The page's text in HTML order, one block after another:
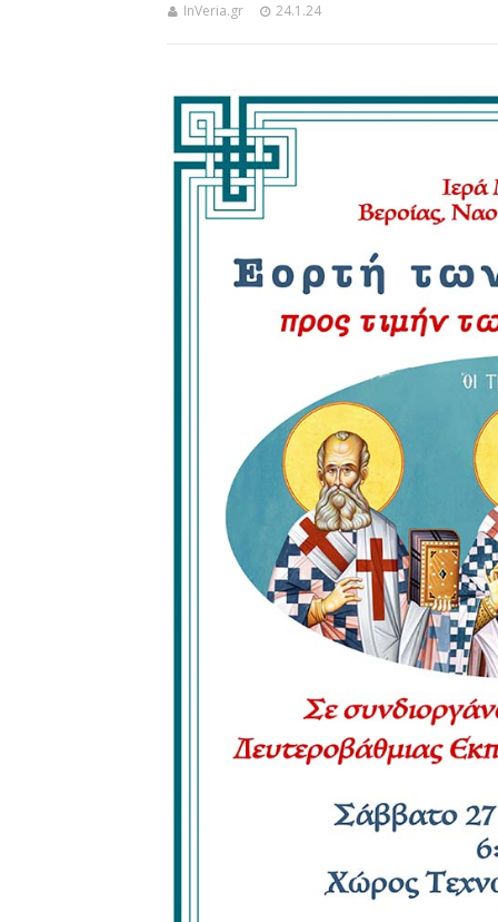
InVeria.gr 24.1.24